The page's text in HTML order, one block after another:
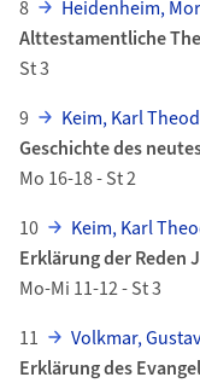
8
Heidenheim,
Alttestamentliche
St 3
9
Keim, Karl
Geschichte des
Mo 16-18 - St 2
10
Keim, Karl
Erklärung der Reden
Mo-Mi 11-12 - St 3
11
Volkmar,
Erklärung des